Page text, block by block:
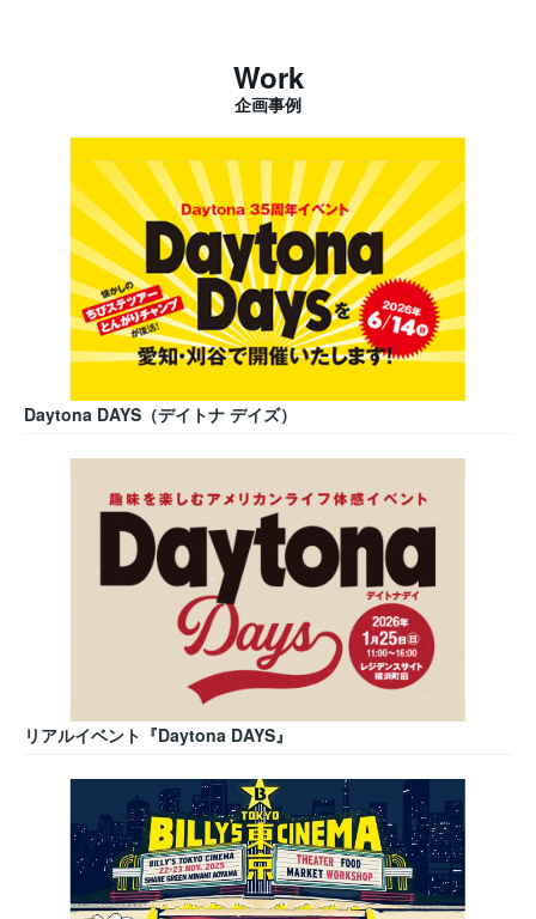
Work
企画事例
Daytona DAYS（デイトナ デイズ）
リアルイベント『Daytona DAYS』